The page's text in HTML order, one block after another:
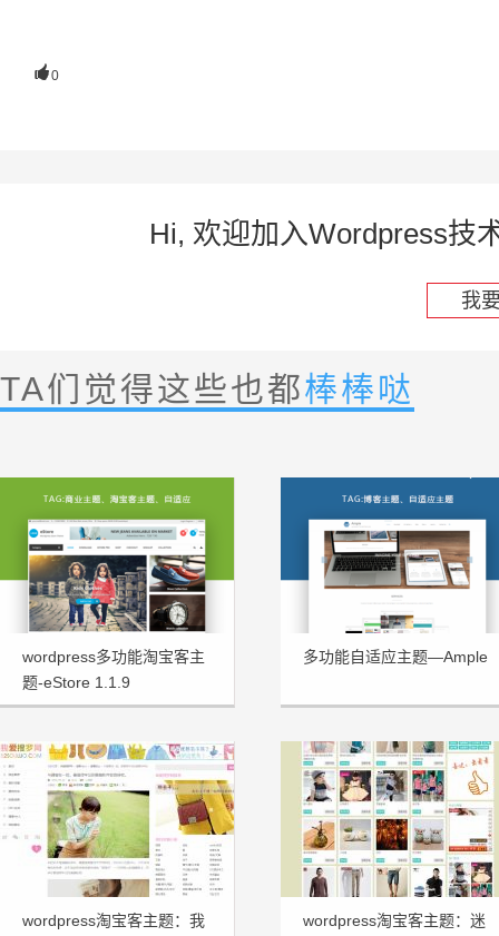
0
Hi, 欢迎加入Wordpress技
我
TA们觉得这些也都棒棒哒
wordpress多功能淘宝客主
题-eStore 1.1.9
多功能自适应主题—Ample
wordpress淘宝客主题：我
wordpress淘宝客主题：迷